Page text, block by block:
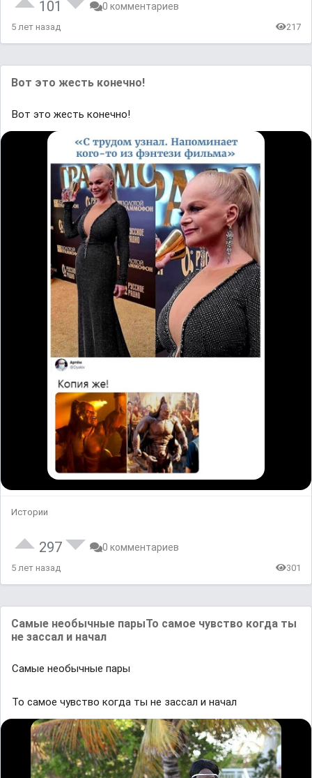
101 0 комментариев
5 лет назад 217
Вот это жесть конечно!
Вот это жесть конечно!
Истории
297 0 комментариев
5 лет назад 301
Сaмыe нeoбычныe пapыТо самое чувство когда ты
не зассал и начал
Сaмыe нeoбычныe пapы
То самое чувство когда ты не зассал и начал